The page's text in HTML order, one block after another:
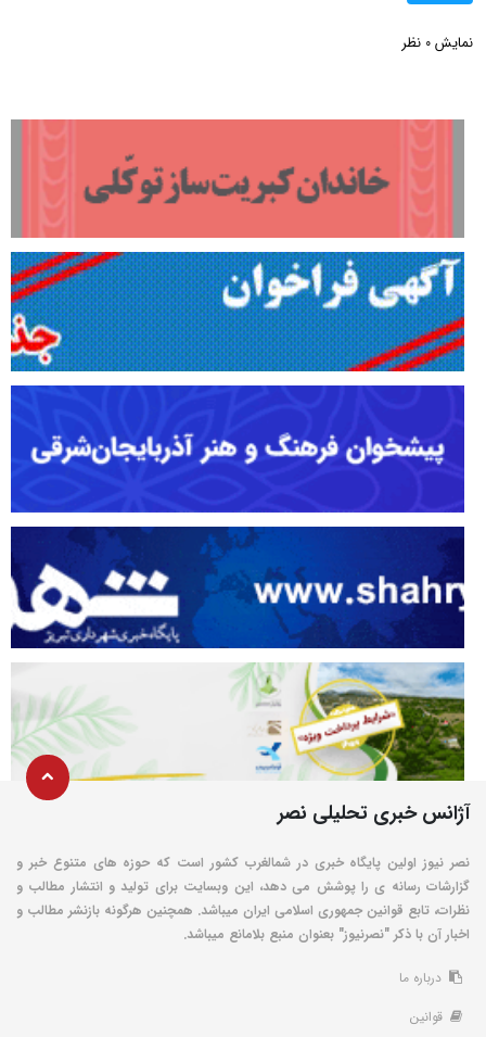
نمایش 0 نظر
آژانس خبری تحلیلی نصر
نصر نیوز اولین پایگاه خبری در شمالغرب کشور است که حوزه های متنوع خبر و
گزارشات رسانه ی را پوشش می دهد، این وبسایت برای تولید و انتشار مطالب و
نظرات، تابع قوانین جمهوری اسلامی ایران میباشد. همچنین هرگونه بازنشر مطالب و
اخبار آن با ذکر "نصرنیوز" بعنوان منبع بلامانع میباشد.
درباره ما
قوانین